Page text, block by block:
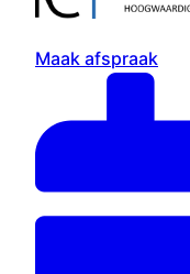
Maak afspraak